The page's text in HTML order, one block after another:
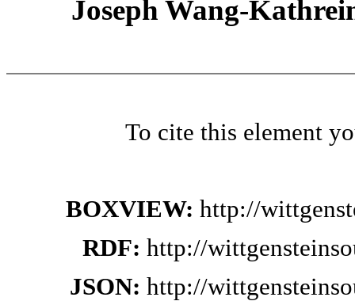
Joseph Wang-
To cite this element
BOXVIEW: http://
RDF: http://
JSON: http://